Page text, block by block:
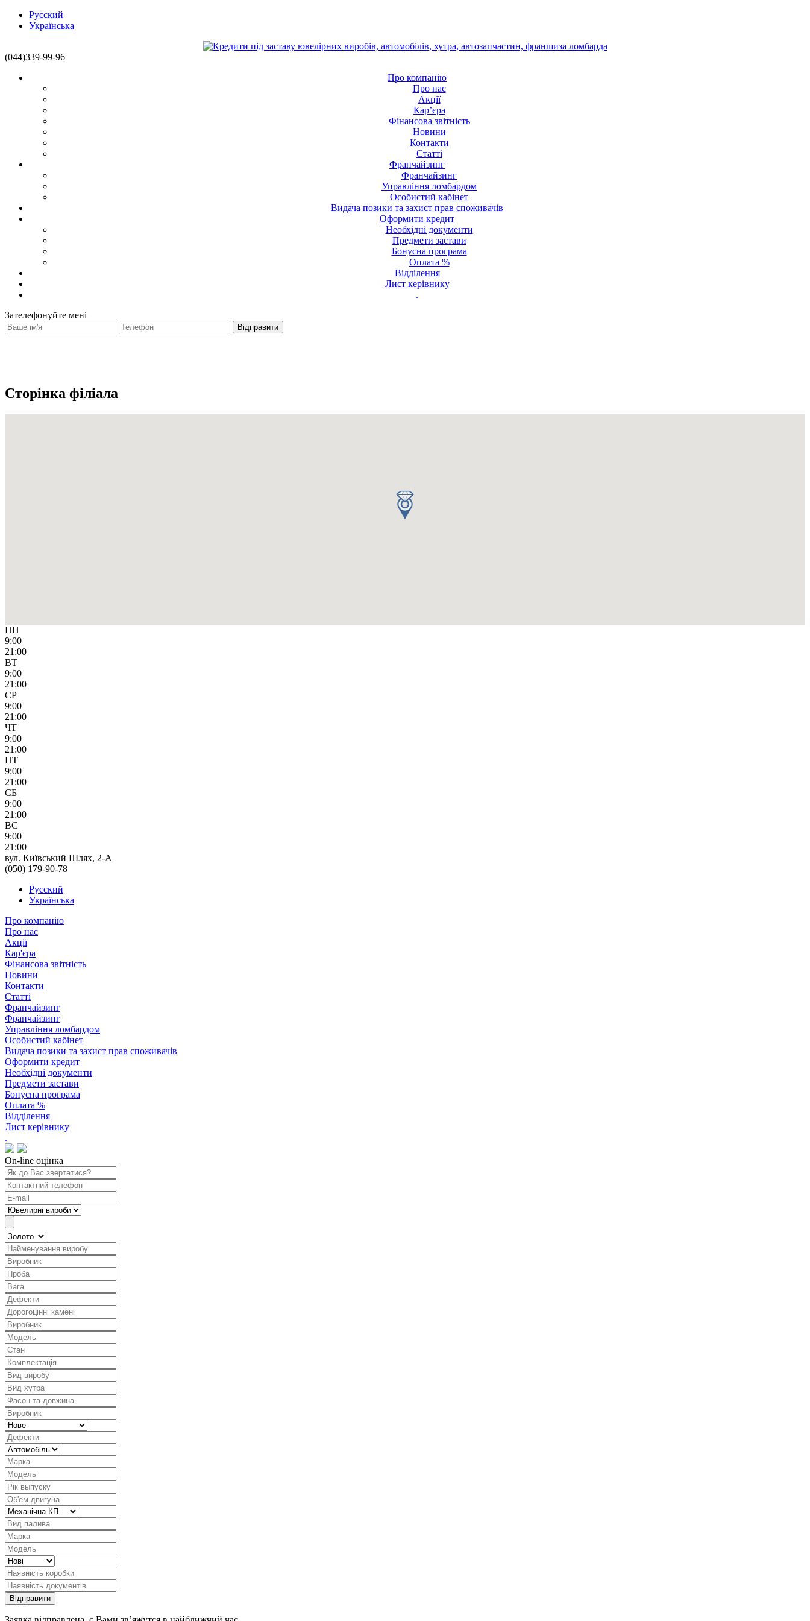
Русский
Українська
(044)339-99-96
Про компанію
Про нас
Акції
Кар’єра
Фінансова звітність
Новини
Контакти
Статті
Франчайзинг
Франчайзинг
Управління ломбардом
Особистий кабінет
Видача позики та захист прав споживачів
Оформити кредит
Необхідні документи
Предмети застави
Бонусна програма
Оплата %
Відділення
Лист керівнику
.
Зателефонуйте мені
Сторінка філіала
ПН
9:00
21:00
ВТ
9:00
21:00
СР
9:00
21:00
ЧТ
9:00
21:00
ПТ
9:00
21:00
СБ
9:00
21:00
ВС
9:00
21:00
вул. Київський Шлях, 2-А
(050) 179-90-78
Русский
Українська
Про компанію
Про нас
Акції
Кар'єра
Фінансова звітність
Новини
Контакти
Статті
Франчайзинг
Франчайзинг
Управління ломбардом
Особистий кабінет
Видача позики та захист прав споживачів
Оформити кредит
Необхідні документи
Предмети застави
Бонусна програма
Оплата %
Відділення
Лист керівнику
.
On-line оцінка